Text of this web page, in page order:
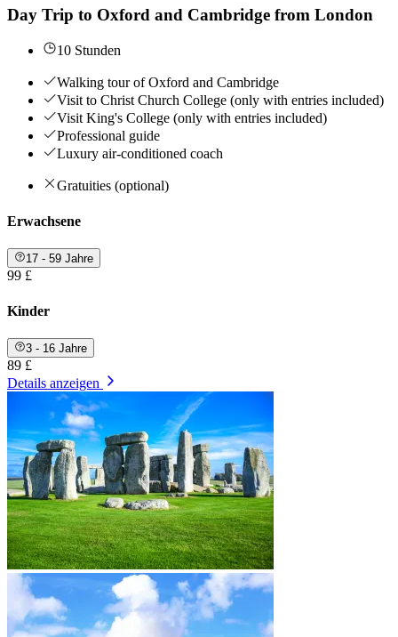
Day Trip to Oxford and Cambridge from London
10 Stunden
Walking tour of Oxford and Cambridge
Visit to Christ Church College (only with entries included)
Visit King's College (only with entries included)
Professional guide
Luxury air-conditioned coach
Gratuities (optional)
Erwachsene
17 - 59 Jahre
99 £
Kinder
3 - 16 Jahre
89 £
Details anzeigen